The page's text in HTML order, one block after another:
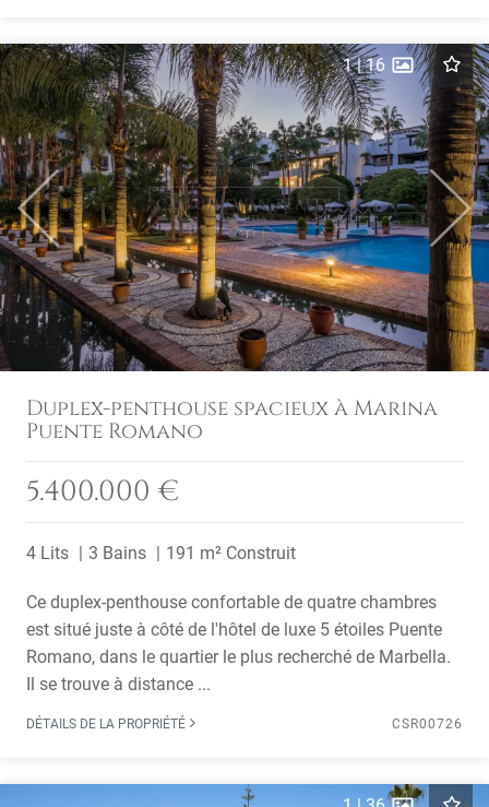
Previous Next
1|16
Duplex-penthouse spacieux à Marina
Puente Romano
5.400.000 €
4 Lits 3 Bains 191 m² Construit
Ce duplex-penthouse confortable de quatre chambres
est situé juste à côté de l'hôtel de luxe 5 étoiles Puente
Romano, dans le quartier le plus recherché de Marbella.
Il se trouve à distance ...
DÉTAILS DE LA PROPRIÉTÉ CSR00726